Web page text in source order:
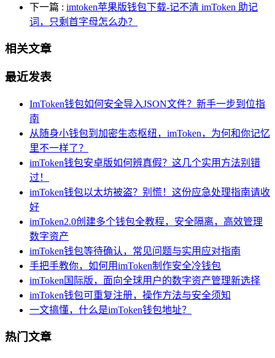
下一篇 : imtoken苹果版钱包下载-记不清 imToken 助记
词，只剩首字母怎么办？
相关文章
最近发表
ImToken钱包如何安全导入JSON文件？新手一步到位指
南
从随身小钱包到加密生态枢纽，imToken，为何和你记忆
里不一样了？
imToken钱包安卓版如何辨真假？这几个实用方法别错
过！
imToken钱包以太坊被盗？别慌！这份应急处理指南请收
好
imToken2.0创建多个钱包全教程，安全隔离，高效管理
数字资产
imToken钱包等待确认，常见问题与实用应对指南
手把手教你，如何用imToken制作安全冷钱包
imToken国际版，面向全球用户的数字资产管理新选择
imToken钱包可重复注册，操作方法与安全须知
一文搞懂，什么是imToken钱包地址？
热门文章